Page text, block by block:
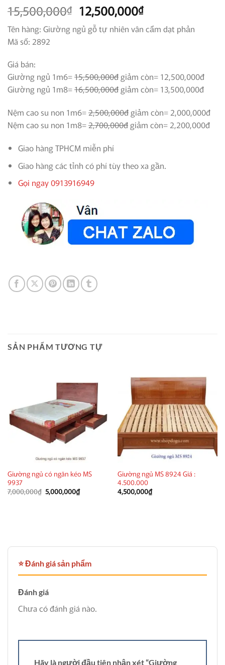
15,500,000₫ Giá
gốc
là:
12,500,000₫Giá
hiện
tại
Tên hàng: Giường ngủ gỗ tự nhiên vân cẩm dạt phản
Mã số: 2892
Giá bán:
Giường ngủ 1m6=15,500,000đ giảm còn= 12,500,000đ
Giường ngủ 1m8=16,500,000đ giảm còn= 13,500,000đ
Nệm cao su non 1m6=2,500,000đ giảm còn= 2,000,000đ
Nệm cao su non 1m8=2,700,000đ giảm còn= 2,200,000đ
Giao hàng TPHCM miễn phí
Giao hàng các tỉnh có phí tùy theo xa gần.
Gọi ngay 0913916949
SẢN PHẨM TƯƠNG TỰ
Giường ngủ có ngăn kéo MS
9937
7,000,000₫ Giá
gốc
5,000,000₫Giá
hiện
Giường ngủ MS 8924 Giá :
4.500.000
4,500,000₫
⭐ Đánh giá sản phẩm
Đánh giá
Chưa có đánh giá nào.
Hãy là người đầu tiên nhận xét “Giường